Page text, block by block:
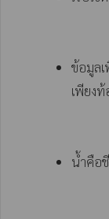
ข้อมูล
เพียง
น้ำคือ